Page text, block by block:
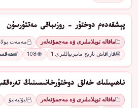
پېشقەدەم دوختۇر - روزىباقى مەتتۇرسۇن
ماقالە توپلاملىرى ۋە مەجمۇئەلەر
مەمەت
قاراقاش تارىخ ماتېرىياللىرى 1
108
ناھىيىلىك خەلق دوختۇرخانىسىنىڭ
ماقالە توپلاملىرى ۋە مەجمۇئەلەر ليۇتيەنيۇ